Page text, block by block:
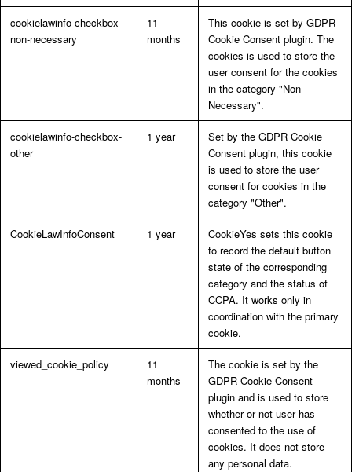
cookielawinfo-checkbox-
non-necessary
11
months
This cookie is set by GDPR
Cookie Consent plugin. The
cookies is used to store the
user consent for the cookies
in the category "Non
Necessary".
cookielawinfo-checkbox-
other
1 year
Set by the GDPR Cookie
Consent plugin, this cookie
is used to store the user
consent for cookies in the
category "Other".
CookieLawInfoConsent 1 year
CookieYes sets this cookie
to record the default button
state of the corresponding
category and the status of
CCPA. It works only in
coordination with the primary
cookie.
viewed_cookie_policy
11
months
The cookie is set by the
GDPR Cookie Consent
plugin and is used to store
whether or not user has
consented to the use of
cookies. It does not store
any personal data.